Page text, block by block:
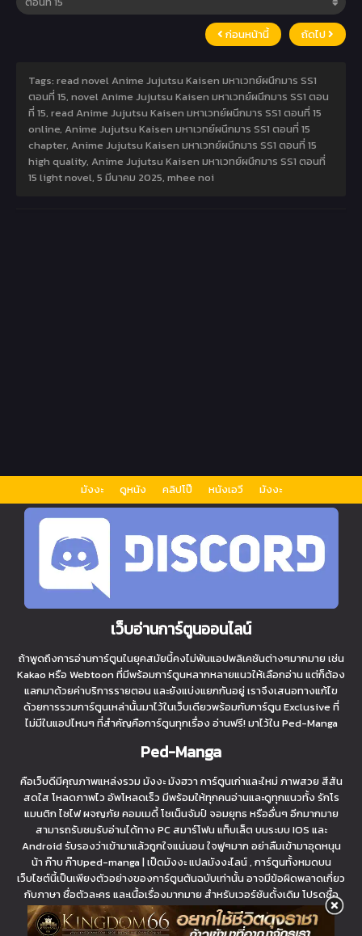
ก่อนหน้านี้ ถัดไป
Tags: read novel Anime Jujutsu Kaisen มหาเวทย์ผนึกมาร SS1
ตอนที่ 15, novel Anime Jujutsu Kaisen มหาเวทย์ผนึกมาร SS1 ตอน
ที่ 15, read Anime Jujutsu Kaisen มหาเวทย์ผนึกมาร SS1 ตอนที่ 15
online, Anime Jujutsu Kaisen มหาเวทย์ผนึกมาร SS1 ตอนที่ 15
chapter, Anime Jujutsu Kaisen มหาเวทย์ผนึกมาร SS1 ตอนที่ 15
high quality, Anime Jujutsu Kaisen มหาเวทย์ผนึกมาร SS1 ตอนที่
15 light novel, 5 มีนาคม 2025, mhee noi
มังงะ ดูหนัง คลิปโป๊ หนังเอวี มังงะ
เว็บอ่านการ์ตูนออนไลน์
ถ้าพูดถึงการอ่านการ์ตูนในยุคสมัยนี้คงไม่พ้นแอปพลิเคชันต่างๆมากมาย เช่น
Kakao หรือ Webtoon ที่มีพร้อมการ์ตูนหลากหลายแนวให้เลือกอ่าน แต่ก็ต้อง
แลกมาด้วยค่าบริการรายตอน และยังแบ่งแยกกันอยู่ เราจึงเสนอทางแก้ไข
ด้วยการรวมการ์ตูนเหล่านั้นมาไว้ในเว็บเดียวพร้อมกับการ์ตูน Exclusive ที่
ไม่มีในแอปไหนๆ ที่สำคัญคือการ์ตูนทุกเรื่อง อ่านฟรี! มาไว้ใน Ped-Manga
Ped-Manga
คือเว็บดีมีคุณภาพแหล่งรวม มังงะ มังฮวา การ์ตูนเก่าและใหม่ ภาพสวย สีสัน
สดใส โหลดภาพไว อัพโหลดเร็ว มีพร้อมให้ทุกคนอ่านและดูทุกแนวทั้ง รักโร
แมนติก ไซไฟ ผจญภัย คอมเมดี้ โชเน็นจัมป์ จอมยุทธ หรืออื่นๆ อีกมากมาย
สามารถรับชมรับอ่านได้ทาง PC สมาร์โฟน แท็บเล็ต บนระบบ IOS และ
Android รับรองว่าเข้ามาแล้วถูกใจแน่นอน ใจฟูๆมาก อย่าลืมเข้ามาอุดหนุน
น้า ก๊าบ ก๊าบped-manga | เป็ดมังงะ แปลมังงะไลน์ , การ์ตูนทั้งหมดบน
เว็บไซต์นี้เป็นเพียงตัวอย่างของการ์ตูนต้นฉบับเท่านั้น อาจมีข้อผิดพลาดเกี่ยว
กับภาษา ชื่อตัวละคร และเนื้อเรื่องมากมาย สำหรับเวอร์ชันดั้งเดิม โปรดซื้อ
การ์ตูนหากมีให้บริการ